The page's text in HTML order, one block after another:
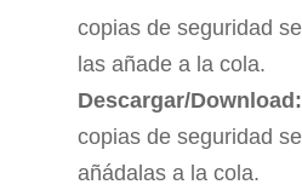
copias de seguridad
las añade a la cola.
Descargar/Download:
copias de seguridad
añádalas a la cola.